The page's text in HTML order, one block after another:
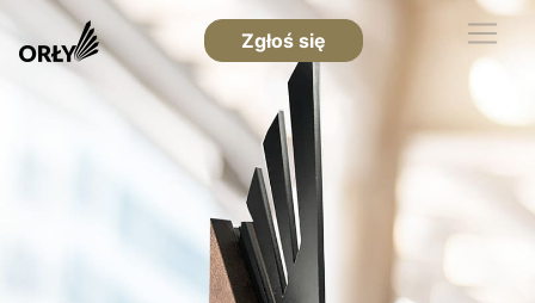
Zgłoś się